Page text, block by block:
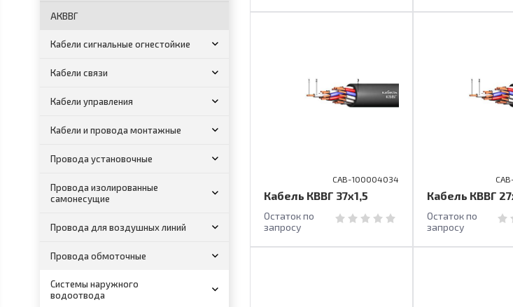
АКВВГ
Кабели сигнальные огнестойкие
Кабели связи
Кабели управления
Кабели и провода монтажные
Провода установочные
Провода изолированные
самонесущие
Провода для воздушных линий
Провода обмоточные
Системы наружного
водоотвода
CAB-100004034
Кабель КВВГ 37х1,5
Остаток по
запросу
Кабель КВВГ
Остаток по
запросу